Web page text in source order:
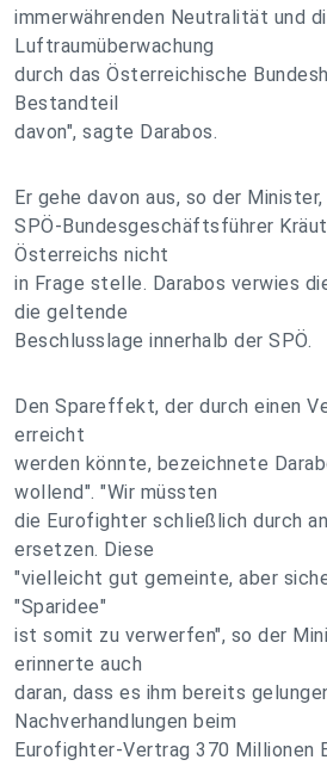
immerwährenden Neutralität und
Luftraumüberwachung
durch das Österreichische
Bestandteil
davon", sagte Darabos.
Er gehe davon aus, so der
SPÖ-Bundesgeschäftsführer
Österreichs nicht
in Frage stelle. Darabos verwies
die geltende
Beschlusslage innerhalb der SPÖ.
Den Spareffekt, der durch einen
erreicht
werden könnte, bezeichnete
wollend". "Wir müssten
die Eurofighter schließlich durch
ersetzen. Diese
"vielleicht gut gemeinte, aber
"Sparidee"
ist somit zu verwerfen", so der
erinnerte auch
daran, dass es ihm bereits
Nachverhandlungen beim
Eurofighter-Vertrag 370 Millionen